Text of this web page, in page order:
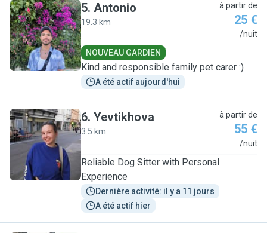
A
5. Antonio
19.3 km
à partir de
25 €
/nuit
NOUVEAU GARDIEN
Kind and responsible family pet carer :)
A été actif aujourd'hui
Y
6. Yevtikhova
3.5 km
à partir de
55 €
/nuit
Reliable Dog Sitter with Personal
Experience
Dernière activité: il y a 11 jours
A été actif hier